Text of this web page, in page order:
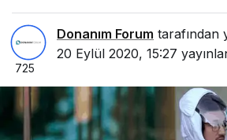
Donanım Forum tarafından
20 Eylül 2020, 15:27
725
Filtreli Başlık: Air!